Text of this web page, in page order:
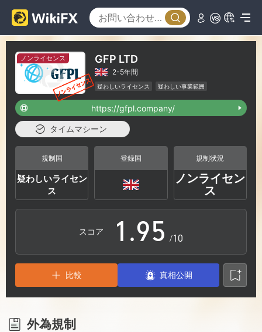
ノンライセンス GFP LTD
2-5年間
疑わしいライセンス
疑わしい事業範囲
ハイリスクレベル
https://gfpl.company/
タイムマシーン
規制国
疑わしいライセン
ス
登録国 規制状況
ノンライセン
ス
スコア
0
1
2
3
.
3
4
5
7
8
9
1
3
4
5
6
7
/10
比較 真相公開
外為規制